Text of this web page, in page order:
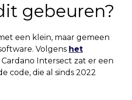
gebeuren?
een klein, maar gemeen
Volgens het
Cardano Intersect zat er een
code, die al sinds 2022